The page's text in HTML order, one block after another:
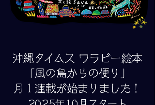
沖縄タイムス ワラビー絵本
「風の島からの便り」
月１連載が始まりました！